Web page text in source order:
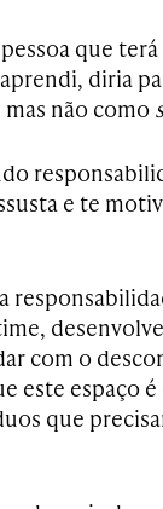
que terá
diria
não como
e te
com o
este espaço é
que